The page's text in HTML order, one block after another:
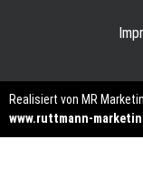
Realisiert von MR
www.ruttmann-